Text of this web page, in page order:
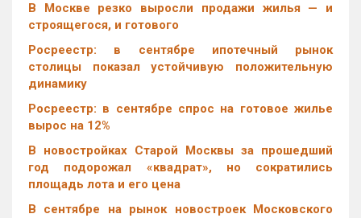
В Москве резко выросли продажи жилья — и
строящегося, и готового
Росреестр: в сентябре ипотечный рынок
столицы показал устойчивую положительную
динамику
Росреестр: в сентябре спрос на готовое жилье
вырос на 12%
В новостройках Старой Москвы за прошедший
год подорожал «квадрат», но сократились
площадь лота и его цена
В сентябре на рынок новостроек Московского